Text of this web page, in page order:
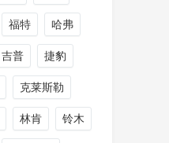
福特 哈弗
吉普 捷豹
克莱斯勒
林肯 铃木